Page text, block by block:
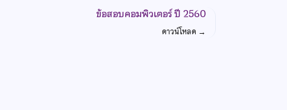
ข้อสอบคอมพิวเตอร์ ปี 2560
ดาวน์โหลด →